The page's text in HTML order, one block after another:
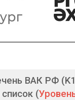
ВАК РФ
(